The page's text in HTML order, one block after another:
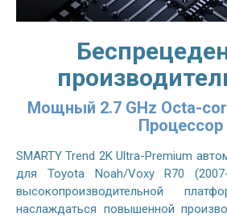
Мощный 2.7 GHz Octa-
Процессор
SMARTY Trend 2K Ultra-Premium
для Toyota Noah/Voxy R70
высокопроизводительной
наслаждаться повышенной